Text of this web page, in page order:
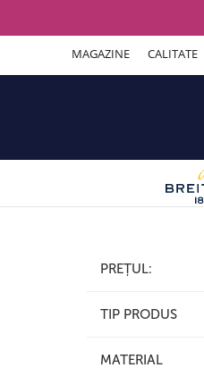
MAGAZINE CALITATE
PREȚUL:
TIP PRODUS
MATERIAL